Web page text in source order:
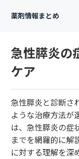
薬剤情報まとめ
急性膵炎の
ケア
急性膵炎と診断さ
ような治療方法が
は、急性膵炎の症
までを網羅的に解
に対する理解を深